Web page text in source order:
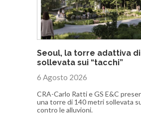
Seoul, la torre adattiva
sollevata sui “tacchi”
6 Agosto 2026
CRA-Carlo Ratti e GS E&C
una torre di 140 metri sollevata
contro le alluvioni.